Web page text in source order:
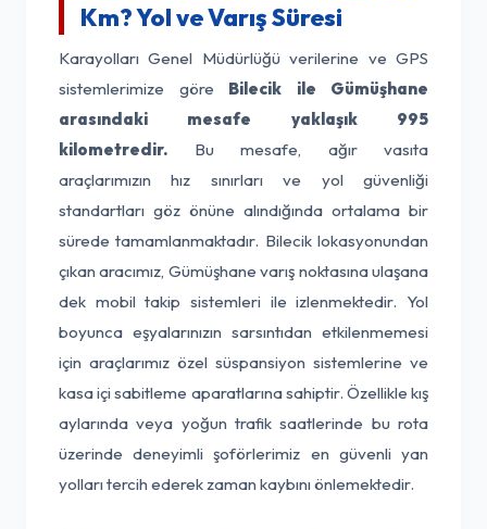
Km? Yol ve Varış Süresi
Karayolları Genel Müdürlüğü verilerine ve GPS
sistemlerimize göre Bilecik ile Gümüşhane
arasındaki mesafe yaklaşık 995
kilometredir. Bu mesafe, ağır vasıta
araçlarımızın hız sınırları ve yol güvenliği
standartları göz önüne alındığında ortalama bir
sürede tamamlanmaktadır. Bilecik lokasyonundan
çıkan aracımız, Gümüşhane varış noktasına ulaşana
dek mobil takip sistemleri ile izlenmektedir. Yol
boyunca eşyalarınızın sarsıntıdan etkilenmemesi
için araçlarımız özel süspansiyon sistemlerine ve
kasa içi sabitleme aparatlarına sahiptir. Özellikle kış
aylarında veya yoğun trafik saatlerinde bu rota
üzerinde deneyimli şoförlerimiz en güvenli yan
yolları tercih ederek zaman kaybını önlemektedir.